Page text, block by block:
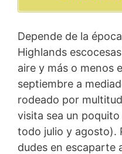
Depende de la
Highlands
aire y más o menos
septiembre a
rodeado por
visita sea un
todo julio y agosto).
dudes en escaparte